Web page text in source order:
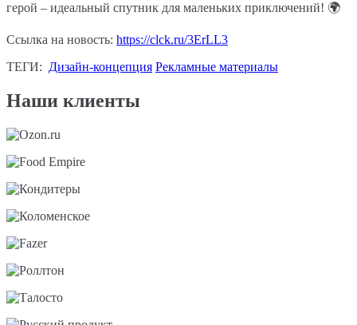
герой – идеальный спутник для маленьких приключений! 🌍
Ссылка на новость: https://clck.ru/3ErLL3
ТЕГИ: Дизайн-концепция Рекламные материалы
Наши клиенты